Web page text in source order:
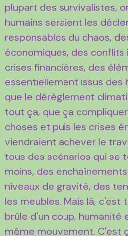
plupart des survivalistes,
humains seraient les
responsables du chaos,
économiques, des conflits
crises financières, des
essentiellement issus des
que le dérèglement
tout ça, que ça
choses et puis les crises
viendraient achever le
tous des scénarios qui se
moins, des
niveaux de gravité, des
les meubles. Mais là, c'est
brûle d'un coup, humanité
même mouvement. C'est